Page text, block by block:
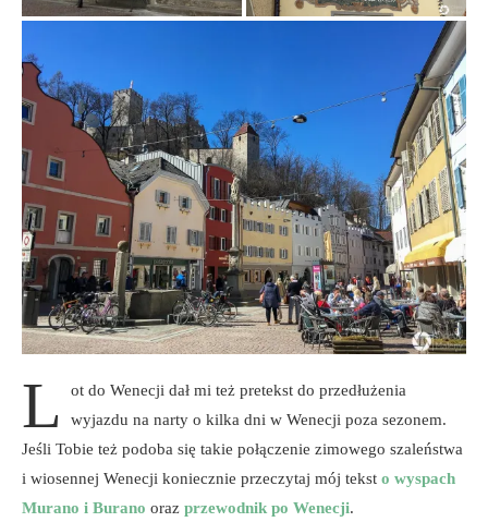
L
ot do Wenecji dał mi też pretekst do przedłużenia
wyjazdu na narty o kilka dni w Wenecji poza sezonem.
Jeśli Tobie też podoba się takie połączenie zimowego szaleństwa
i wiosennej Wenecji koniecznie przeczytaj mój tekst o wyspach
Murano i Burano oraz przewodnik po Wenecji.